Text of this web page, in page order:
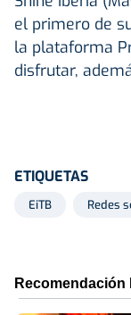
el primero de
la plataforma
disfrutar,
ETIQUETAS
EiTB Redes